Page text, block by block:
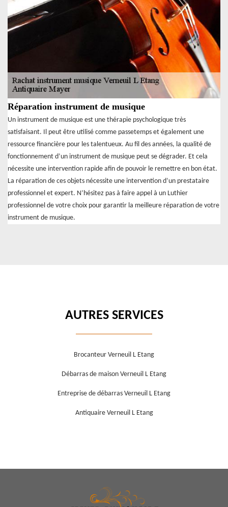
Réparation instrument de musique
Un instrument de musique est une thérapie psychologique très
satisfaisant. Il peut être utilisé comme passetemps et également une
ressource financière pour les talentueux. Au fil des années, la qualité de
fonctionnement d’un instrument de musique peut se dégrader. Et cela
nécessite une intervention rapide afin de pouvoir le remettre en bon état.
La réparation de ces objets nécessite une intervention d’un prestataire
professionnel et expert. N’hésitez pas à faire appel à un Luthier
professionnel de votre choix pour garantir la meilleure réparation de votre
instrument de musique.
AUTRES SERVICES
Brocanteur Verneuil L Etang
Débarras de maison Verneuil L Etang
Entreprise de débarras Verneuil L Etang
Antiquaire Verneuil L Etang